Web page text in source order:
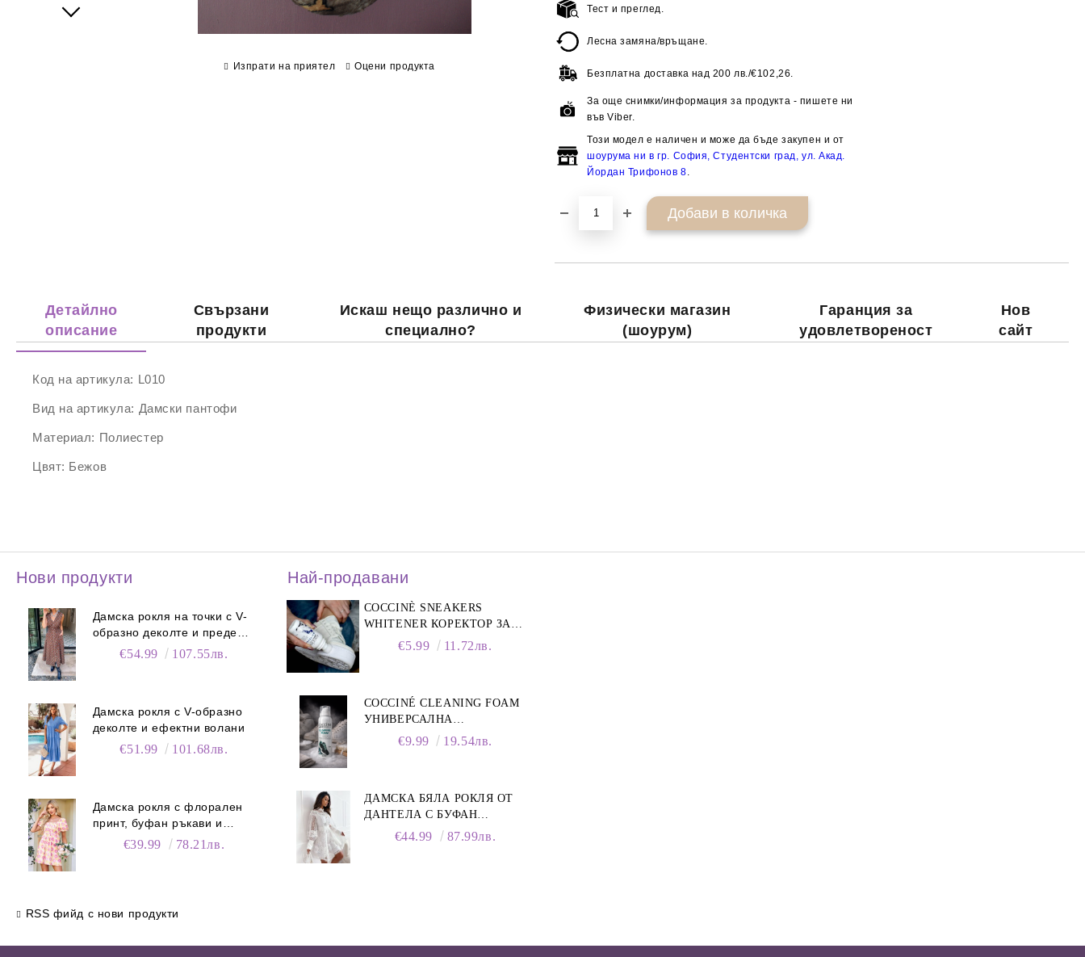
Тест и преглед.
Лесна замяна/връщане.
Безплатна доставка над 200 лв./€102,26.
За още снимки/информация за продукта - пишете ни
във Viber.
Този модел е наличен и може да бъде закупен и от
шоурума ни в гр. София, Студентски град, ул. Акад.
Йордан Трифонов 8
Изпрати на приятел Оцени продукта
Детайлно
описание
Свързани
продукти
Искаш нещо различно и
специално?
Физически магазин
(шоурум)
Гаранция за
удовлетвореност
Нов
сайт
Код на артикула: L010
Вид на артикула: Дамски пантофи
Материал: Полиестер
Цвят: Бежов
Нови продукти
Дамска рокля на точки с V-
образно деколте и преден
€54.99 107.55лв.
Дамска рокля с V-образно
деколте и ефектни волани
€51.99 101.68лв.
Дамска рокля с флорален
принт, буфан ръкави и
джобове€39.99 78.21лв.
RSS фийд с нови продукти
Най-продавани
COCCINÈ SNEAKERS
WHITENER КОРЕКТОР ЗА
БЕЛИ МАРАТОНКИ, 75 ML
€5.99 11.72лв.
COCCINÉ CLEANING FOAM
УНИВЕРСАЛНА
ПОЧИСТВАЩА ПЯНА ЗА
€9.99 19.54лв.
ДАМСКА БЯЛА РОКЛЯ ОТ
ДАНТЕЛА С БУФАН
РЪКАВИ И ЯКА
€44.99 87.99лв.